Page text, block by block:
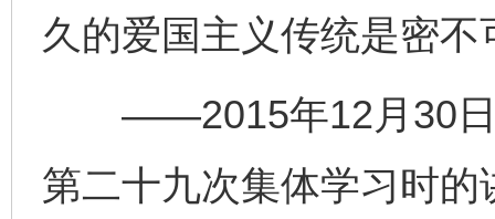
久的爱国主义传统是密不
——2015年12月30日
第二十九次集体学习时的